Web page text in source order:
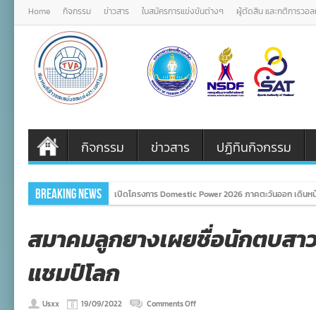
Home กิจกรรม ข่าวสาร ใบสมัครการแข่งขันต่างๆ ผู้ตัดสิน และกติการวอ
กิจกรรม ข่าวสาร ปฏิทินกิจกรรม
Breaking News เปิดโครงการ Domestic Power 2026 ภาคตะวันออก เดิน
สมาคมลูกยางเผยชื่อนักตบสา
แชมป์โลก
Usxx 19/09/2022 Comments Offon